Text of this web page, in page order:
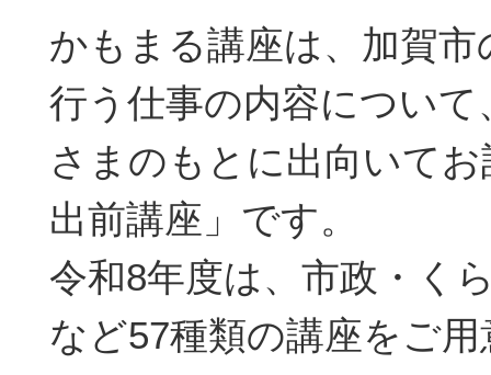
かもまる講座は、加賀
行う仕事の内容について
さまのもとに出向いて
出前講座」です。
令和8年度は、市政・く
など57種類の講座をご